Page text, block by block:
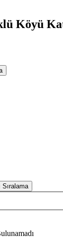
Köyü
Sıralama